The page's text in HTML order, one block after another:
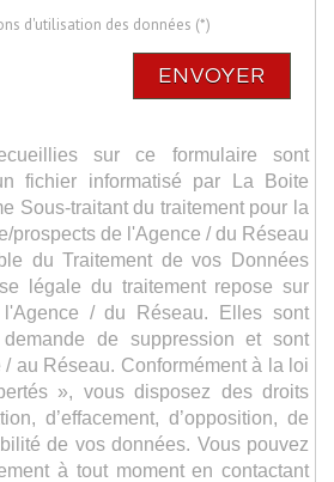
d'utilisation des données (*)
ENVOYER
sur ce formulaire sont
fichier informatisé par La Boite
Sous-traitant du traitement pour la
prospects de l'Agence / du Réseau
du Traitement de vos Données
légale du traitement repose sur
/ du Réseau. Elles sont
de suppression et sont
au Réseau. Conformément à la loi
», vous disposez des droits
d’effacement, d’opposition, de
de vos données. Vous pouvez
à tout moment en contactant